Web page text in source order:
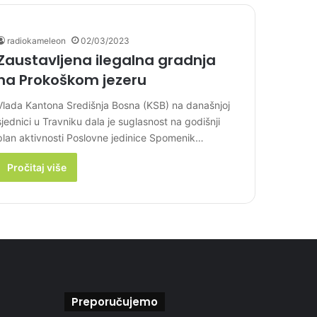
radiokameleon 02/03/2023
ilegalna gradnja
Prokoškom jezeru
Kantona Središnja Bosna (KSB) na današnjoj
u Travniku dala je suglasnost na godišnji
aktivnosti Poslovne jedinice Spomenik…
Pročitaj više
Preporučujemo